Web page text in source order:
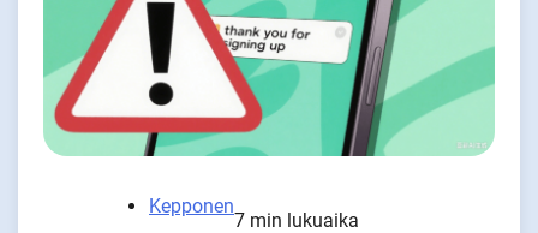
Kepponen
7 min lukuaika